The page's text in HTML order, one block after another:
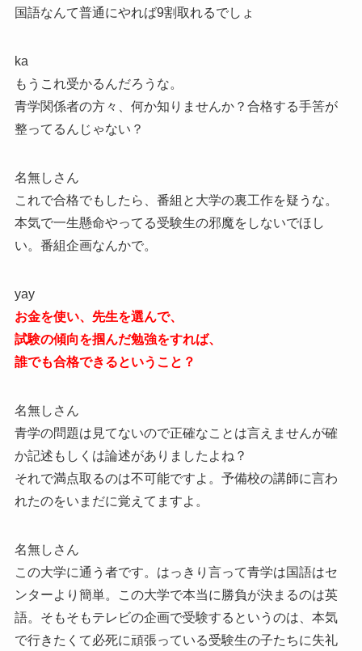
国語なんて普通にやれば9割取れるでしょ
ka
もうこれ受かるんだろうな。
青学関係者の方々、何か知りませんか？合格する手筈が
整ってるんじゃない？
名無しさん
これで合格でもしたら、番組と大学の裏工作を疑うな。
本気で一生懸命やってる受験生の邪魔をしないでほし
い。番組企画なんかで。
yay
お金を使い、先生を選んで、
試験の傾向を掴んだ勉強をすれば、
誰でも合格できるということ？
名無しさん
青学の問題は見てないので正確なことは言えませんが確
か記述もしくは論述がありましたよね？
それで満点取るのは不可能ですよ。予備校の講師に言わ
れたのをいまだに覚えてますよ。
名無しさん
この大学に通う者です。はっきり言って青学は国語はセ
ンターより簡単。この大学で本当に勝負が決まるのは英
語。そもそもテレビの企画で受験するというのは、本気
で行きたくて必死に頑張っている受験生の子たちに失礼